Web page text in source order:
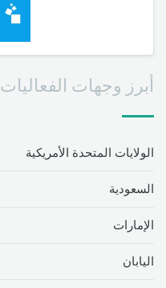
أبرز وجهات الفعاليات
الولايات المتحدة الأمريكية
السعودية
الإمارات
اليابان